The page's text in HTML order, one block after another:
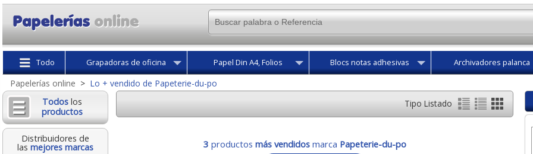
Todo Grapadoras de oficina Papel Din A4, Folios Blocs notas adhesivas Archivadores palanca
Papelerías online > Lo + vendido de Papeterie-du-po
Todos los
productos
Distribuidores de
las mejores marcas
Tipo Listado
3 productos más vendidosmarca Papeterie-du-po